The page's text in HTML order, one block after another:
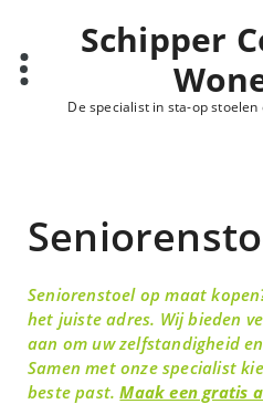
Schipper
De specialist in sta-op
Seniorenstoel op maat
het juiste adres. Wij bieden
aan om uw zelfstandigheid
Samen met onze specialist
beste past.Maak een gratis